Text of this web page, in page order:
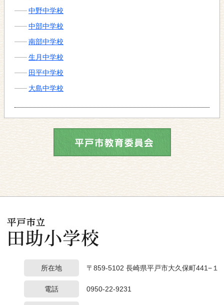
中野中学校
中部中学校
南部中学校
生月中学校
田平中学校
大島中学校
所在地 〒859-5102 長崎県平戸市大久保町441−１
電話 0950-22-9231